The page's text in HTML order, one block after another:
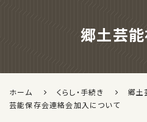
郷土芸
ホーム くらし・手続き 郷土
芸能保存会連絡会加入について